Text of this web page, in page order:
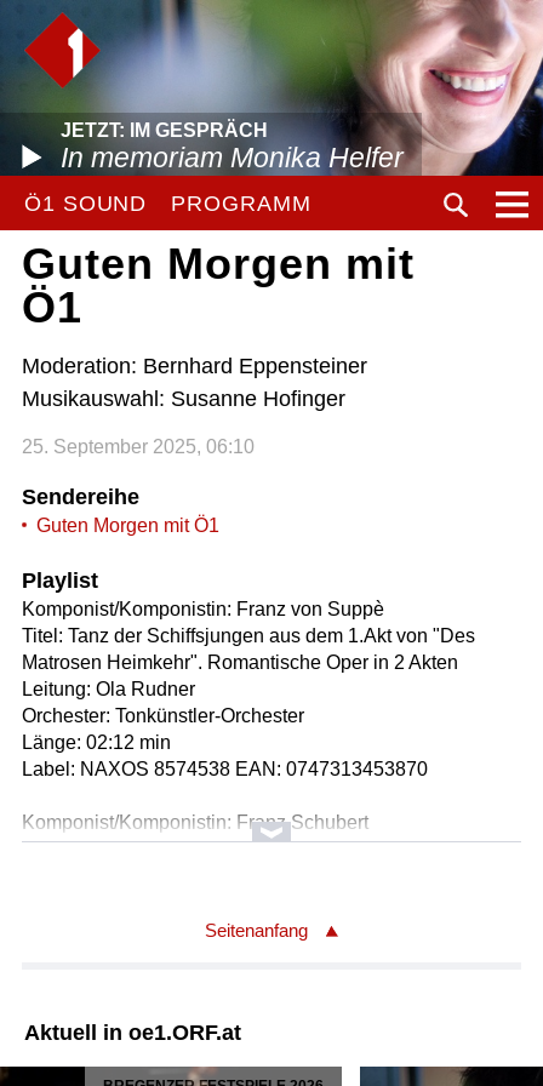
JETZT: IM GESPRÄCH
In memoriam Monika Helfer
Ö1 SOUND PROGRAMM
Guten Morgen mit
Ö1
Moderation: Bernhard Eppensteiner
Musikauswahl: Susanne Hofinger
25. September 2025, 06:10
Sendereihe
Guten Morgen mit Ö1
Playlist
Komponist/Komponistin: Franz von Suppè
Titel: Tanz der Schiffsjungen aus dem 1.Akt von "Des
Matrosen Heimkehr". Romantische Oper in 2 Akten
Leitung: Ola Rudner
Orchester: Tonkünstler-Orchester
Länge: 02:12 min
Label: NAXOS 8574538 EAN: 0747313453870
Komponist/Komponistin: Franz Schubert
Titel: 12 Walzer, 17 Ländler und 9 Ecossaisen für Klavier,
Solist/Solistin: Pierre-Laurent Aimard
Komponist/Komponistin: Claude Debussy
Titel: Nr. 12: Minstrels. Modéré
Seitenanfang
Aktuell in oe1.ORF.at